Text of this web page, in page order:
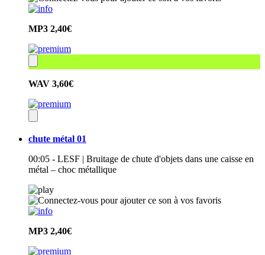
MP3 2,40€
WAV 3,60€
chute métal 01
00:05 - LESF | Bruitage de chute d'objets dans une caisse en
métal – choc métallique
MP3 2,40€